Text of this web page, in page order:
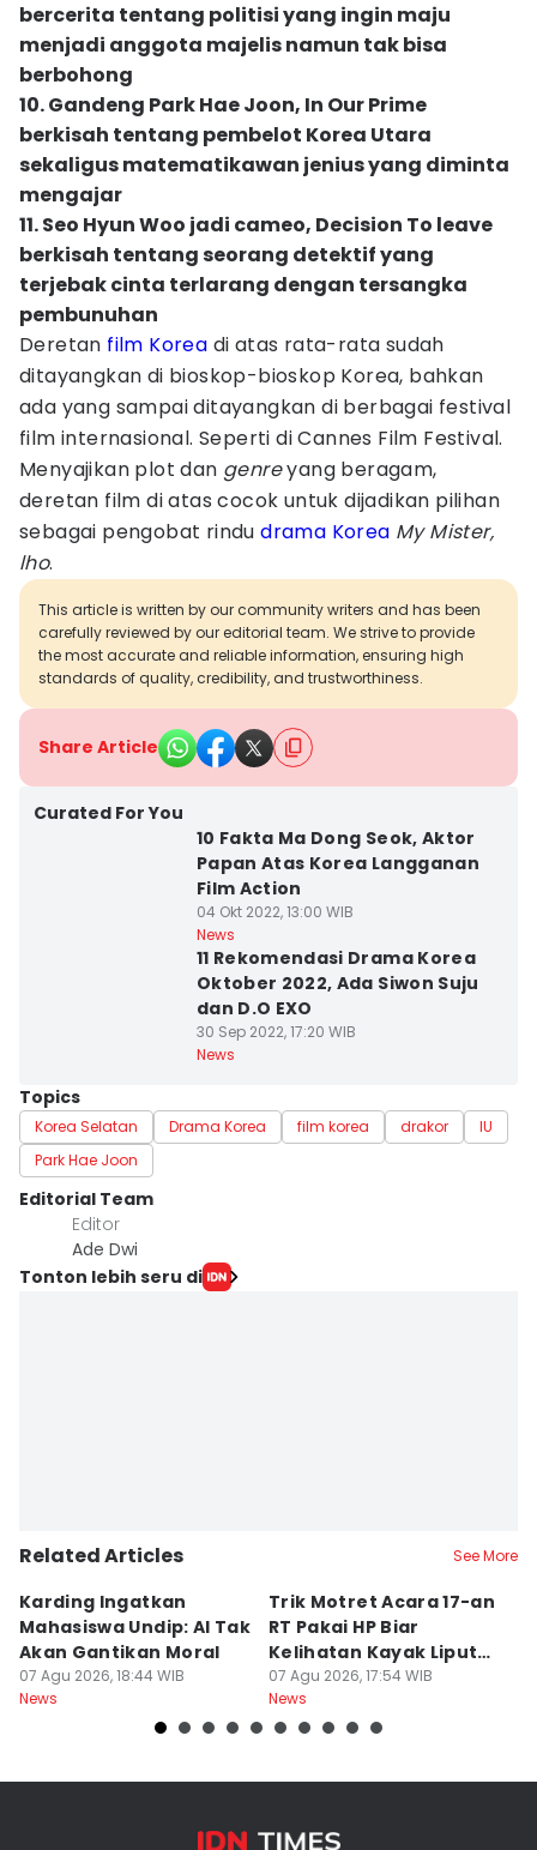
bercerita tentang politisi yang ingin maju
menjadi anggota majelis namun tak bisa
berbohong
10. Gandeng Park Hae Joon, In Our Prime
berkisah tentang pembelot Korea Utara
sekaligus matematikawan jenius yang diminta
mengajar
11. Seo Hyun Woo jadi cameo, Decision To leave
berkisah tentang seorang detektif yang
terjebak cinta terlarang dengan tersangka
pembunuhan
Deretan film Korea di atas rata-rata sudah
ditayangkan di bioskop-bioskop Korea, bahkan
ada yang sampai ditayangkan di berbagai festival
film internasional. Seperti di Cannes Film Festival.
Menyajikan plot dan genreyang beragam,
deretan film di atas cocok untuk dijadikan pilihan
sebagai pengobat rindudrama Korea My Mister,
lho.
This article is written by our community writers and has been
carefully reviewed by our editorial team. We strive to provide
the most accurate and reliable information, ensuring high
standards of quality, credibility, and trustworthiness.
Share Article
Curated For You
10 Fakta Ma Dong Seok, Aktor
Papan Atas Korea Langganan
Film Action
04 Okt 2022, 13:00 WIB
News
11 Rekomendasi Drama Korea
Oktober 2022, Ada Siwon Suju
dan D.O EXO
30 Sep 2022, 17:20 WIB
News
Topics
Korea Selatan Drama Korea film korea drakor
IU
Park Hae Joon
Editorial Team
Editor
Ade Dwi
Tonton lebih seru di
Related Articles See More
Karding Ingatkan
Mahasiswa Undip: AI Tak
Akan Gantikan Moral
07 Agu 2026, 18:44 WIB
News
Trik Motret Acara 17-an
RT Pakai HP Biar
Kelihatan Kayak Liputan
Festival Nasional
07 Agu 2026, 17:54 WIB
News